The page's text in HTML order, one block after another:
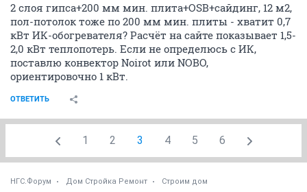
2 слоя гипса+200 мм мин. плита+OSB+сайдинг, 12 м2,
пол-потолок тоже по 200 мм мин. плиты - хватит 0,7
кВт ИК-обогревателя? Расчёт на сайте показывает 1,5-
2,0 кВт теплопотерь. Если не определюсь с ИК,
поставлю конвектор Noirot или NOBO,
ориентировочно 1 кВт.
ОТВЕТИТЬ
1 2 3 4 5 6
НГС.Форум Дом Стройка Ремонт Строим дом